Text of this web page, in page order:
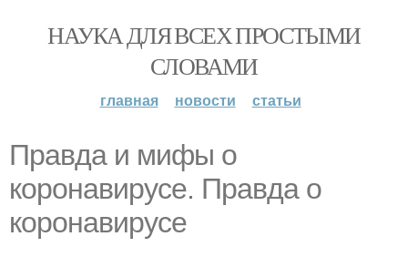
НАУКА ДЛЯ ВСЕХ ПРОСТЫМИ
СЛОВАМИ
главная новости статьи
Правда и мифы о
коронавирусе. Правда о
коронавирусе